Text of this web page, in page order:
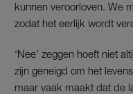
kunnen veroorloven. We
zodat het eerlijk wordt
‘Nee’ zeggen hoeft niet
zijn geneigd om het
maar vaak maakt dat de